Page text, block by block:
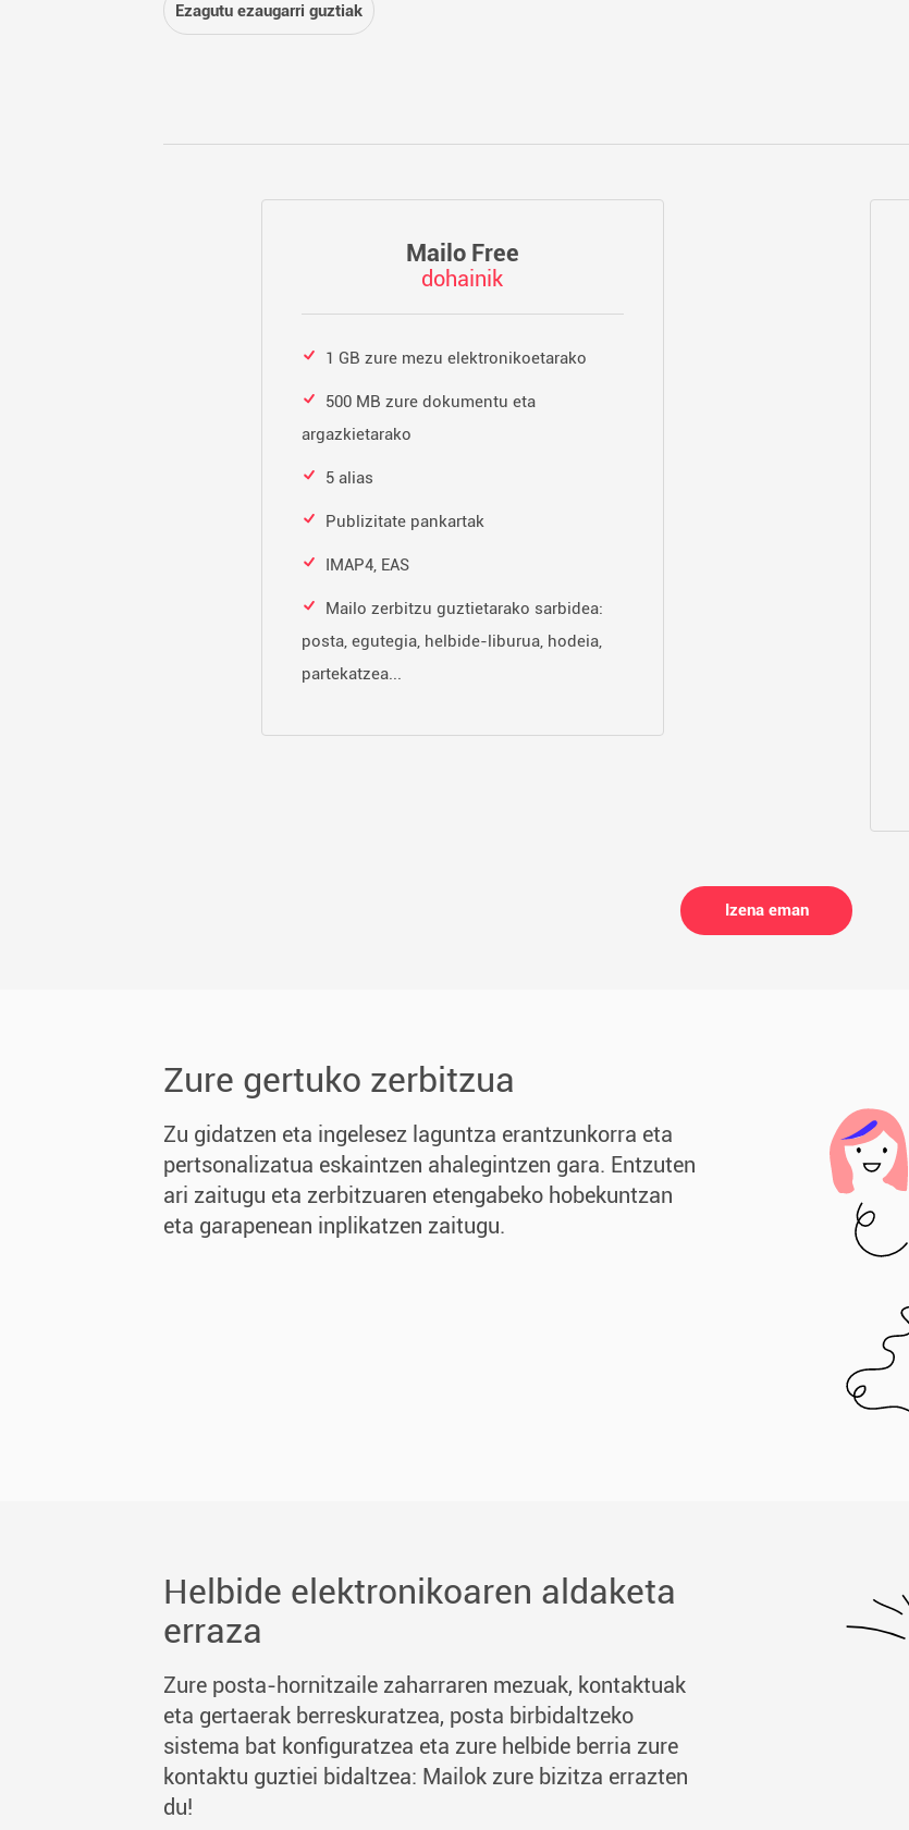
Ezagutu ezaugarri guztiak
Mailo Free
dohainik
1 GB zure mezu elektronikoetarako
500 MB zure dokumentu eta
argazkietarako
5 alias
Publizitate pankartak
IMAP4, EAS
Mailo zerbitzu guztietarako sarbidea:
posta, egutegia, helbide-liburua, hodeia,
partekatzea...
Izena eman
Zure gertuko zerbitzua
Zu gidatzen eta ingelesez laguntza erantzunkorra eta
pertsonalizatua eskaintzen ahalegintzen gara. Entzuten
ari zaitugu eta zerbitzuaren etengabeko hobekuntzan
eta garapenean inplikatzen zaitugu.
Helbide elektronikoaren aldaketa
erraza
Zure posta-hornitzaile zaharraren mezuak, kontaktuak
eta gertaerak berreskuratzea, posta birbidaltzeko
sistema bat konfiguratzea eta zure helbide berria zure
kontaktu guztiei bidaltzea: Mailok zure bizitza errazten
du!